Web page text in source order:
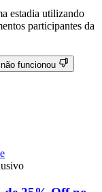
estadia utilizando
participantes da
funcionou